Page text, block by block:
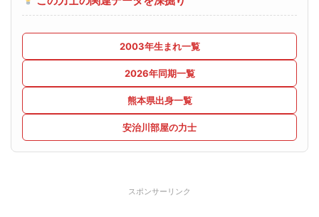
2003年生まれ一覧
2026年同期一覧
熊本県出身一覧
安治川部屋の力士
スポンサーリンク